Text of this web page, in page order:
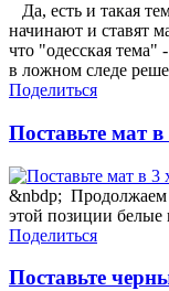
Да, есть и такая
начинают и ставят
что "одесская тема"
в ложном следе
Поделиться
Поставьте мат
&nbdp; Продолжаем
этой позиции белые
Поделиться
Поставьте